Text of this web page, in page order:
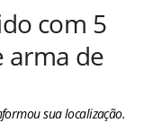
com 5
arma de
sua localização.